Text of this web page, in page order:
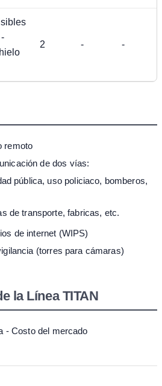
2 - -
remoto
de dos vías:
pública, uso policiaco, bomberos,
de transporte, fabricas, etc.
de internet (WIPS)
(torres para cámaras)
la Línea TITAN
- Costo del mercado